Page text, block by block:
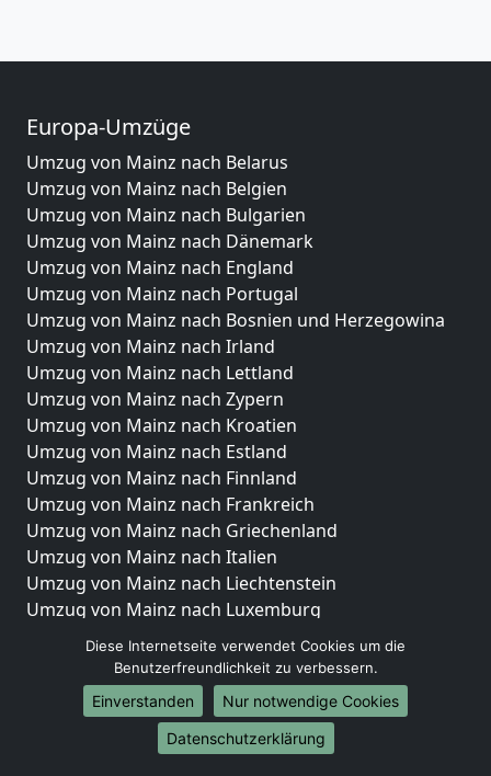
Europa-Umzüge
Umzug von Mainz nach Belarus
Umzug von Mainz nach Belgien
Umzug von Mainz nach Bulgarien
Umzug von Mainz nach Dänemark
Umzug von Mainz nach England
Umzug von Mainz nach Portugal
Umzug von Mainz nach Bosnien und Herzegowina
Umzug von Mainz nach Irland
Umzug von Mainz nach Lettland
Umzug von Mainz nach Zypern
Umzug von Mainz nach Kroatien
Umzug von Mainz nach Estland
Umzug von Mainz nach Finnland
Umzug von Mainz nach Frankreich
Umzug von Mainz nach Griechenland
Umzug von Mainz nach Italien
Umzug von Mainz nach Liechtenstein
Umzug von Mainz nach Luxemburg
Umzug von Mainz nach Niederlande
Umzug von Mainz nach Norwegen
Umzüge-Deutschlandweit
Umzug von Mainz nach Berlin
Diese Internetseite verwendet Cookies um die
Benutzerfreundlichkeit zu verbessern.
Einverstanden
Nur notwendige Cookies
Datenschutzerklärung